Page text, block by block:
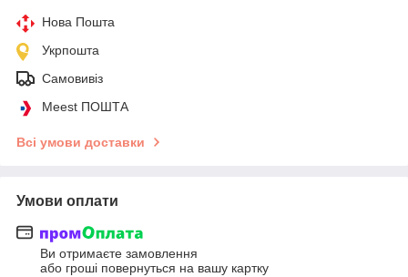
Нова Пошта
Укрпошта
Самовивіз
Meest ПОШТА
Всі умови доставки
Умови оплати
Ви отримаєте замовлення
або гроші повернуться на вашу картку